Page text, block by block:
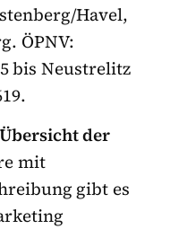
Havel,
ÖPNV:
bis Neustrelitz
der
mit
gibt es